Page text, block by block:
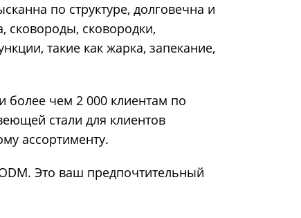
по структуре, долговечна и
сковороды, сковородки,
такие как жарка, запекание,
более чем 2 000 клиентам по
стали для клиентов
ассортименту.
Это ваш предпочтительный